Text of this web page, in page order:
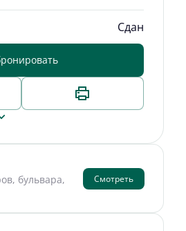
Сдан
бульвара,
Смотреть